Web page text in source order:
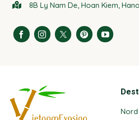
8B Ly Nam De, Hoan Kiem,